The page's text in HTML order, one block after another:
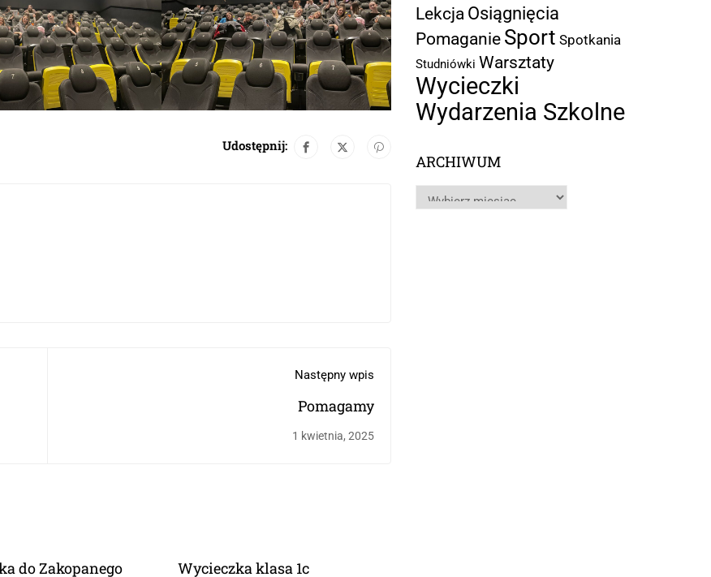
Udostępnij:
Następny wpis
Pomagamy
1 kwietnia, 2025
do Zakopanego
Wycieczka klasa 1c
Lekcja Osiągnięcia
Pomaganie Sport Spotkania
Studniówki Warsztaty
Wycieczki
Wydarzenia Szkolne
ARCHIWUM